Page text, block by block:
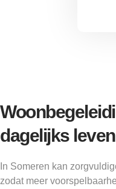
dagelijks leven
In Someren kan
zodat meer